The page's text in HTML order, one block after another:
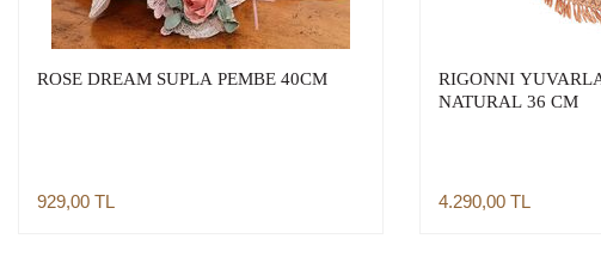
ROSE DREAM SUPLA PEMBE 40CM
929,00 TL
RIGONNI
NATURAL 36 CM
4.290,00 TL